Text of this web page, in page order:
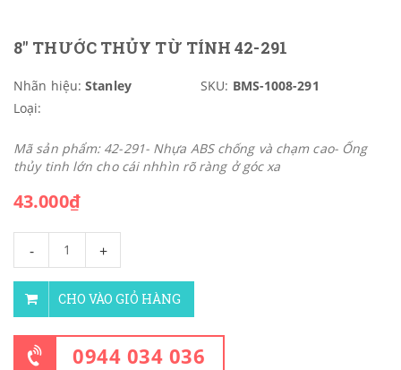
8" THƯỚC THỦY TỪ TÍNH 42-291
Nhãn hiệu: Stanley SKU: BMS-1008-291
Loại:
Mã sản phẩm: 42-291- Nhựa ABS chống và chạm cao- Ống
thủy tinh lớn cho cái nhhìn rõ ràng ở góc xa
43.000₫
- +
CHO VÀO GIỎ HÀNG
0944 034 036